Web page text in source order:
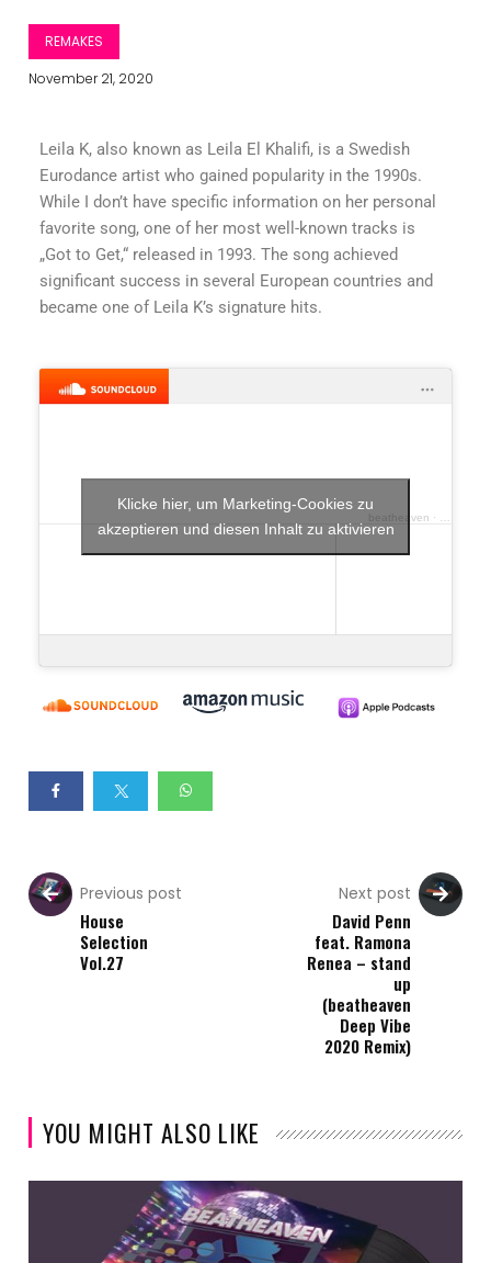
REMAKES
November 21, 2020
Leila K, also known as Leila El Khalifi, is a Swedish
Eurodance artist who gained popularity in the 1990s.
While I don’t have specific information on her personal
favorite song, one of her most well-known tracks is
„Got to Get,“ released in 1993. The song achieved
significant success in several European countries and
became one of Leila K’s signature hits.
beatheaven ·
Klicke hier, um Marketing-Cookies zu
akzeptieren und diesen Inhalt zu aktivieren
Previous post
House
Selection
Vol.27
Next post
David Penn
feat. Ramona
Renea – stand
up
(beatheaven
Deep Vibe
2020 Remix)
YOU MIGHT ALSO LIKE